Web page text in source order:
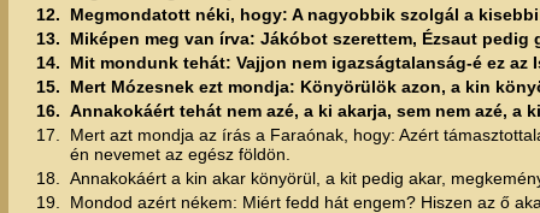
12.
Megmondatott néki, hogy: A nagyobbik szolgál a
13.
Miképen meg van írva: Jákóbot szerettem, Ézsaut pedig
14.
Mit mondunk tehát: Vajjon nem igazságtalanság-é ez az
15.
Mert Mózesnek ezt mondja: Könyörülök azon, a kin
16. Annakokáért tehát nem azé, a ki akarja, sem nem azé, a
17.
Mert azt mondja az írás a Faraónak, hogy: Azért
én nevemet az egész földön.
18.
Annakokáért a kin akar könyörül, a kit pedig akar,
19.
Mondod azért nékem: Miért fedd hát engem? Hiszen az ő